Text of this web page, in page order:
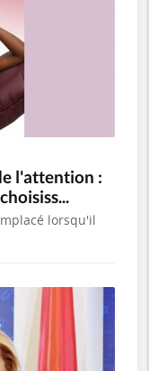
l'attention :
lorsqu'il